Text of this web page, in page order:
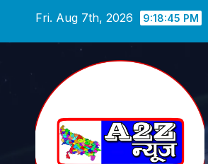
Fri. Aug 7th, 2026 9:18:46 PM